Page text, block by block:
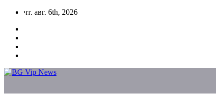
Skip
content
чт. авг. 6th, 2026